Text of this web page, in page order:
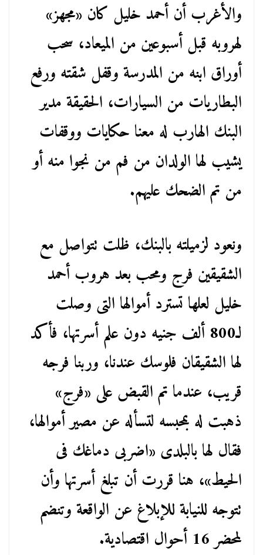
والأغرب أن أحمد خليل كان «مجهز»
لهروبه قبل أسبوعين من الميعاد، سحب
أوراق ابنه من المدرسة وقفل شقته ورفع
البطاريات من السيارات، الحقيقة مدير
البنك الهارب له معنا حكايات ووقفات
يشيب لها الولدان من فم من نجوا منه أو
من تم الضحك عليهم.
ونعود لزميلته بالبنك، ظلت تتواصل مع
الشقيقين فرج ومحب بعد هروب أحمد
خليل لعلها تسترد أموالها التى وصلت
لـ800 ألف جنيه دون علم أسرتها، فأكد
لها الشقيقان فلوسك عندنا، وربنا فرجه
قريب، عندما تم القبض على «فرج»
ذهبت له بمحبسه لتسأله عن مصير أموالها،
فقال لها بالبلدى «اضربى دماغك فى
الحيط»، هنا قررت أن تبلغ أسرتها وأن
تتوجه للنيابة للإبلاغ عن الواقعة وتنضم
لمحضر 16 أحوال اقتصادية.